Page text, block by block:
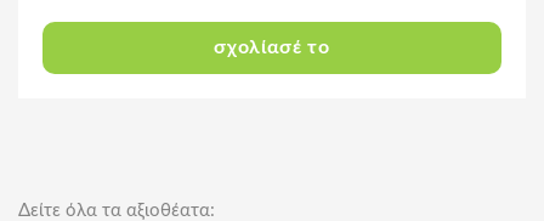
σχολίασέ το
Δείτε όλα τα αξιοθέατα: